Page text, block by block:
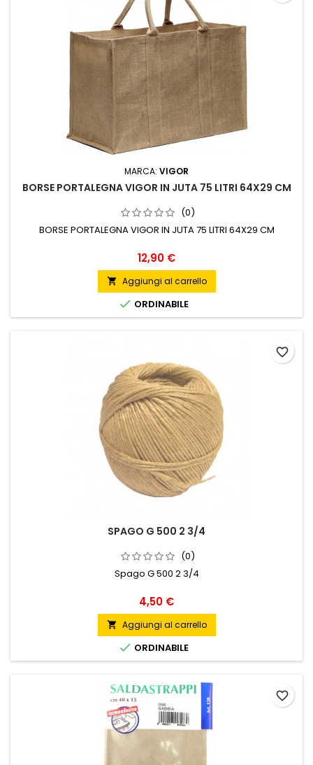
MARCA: VIGOR
BORSE PORTALEGNA VIGOR IN JUTA 75 LITRI 64X29 CM
(0)
BORSE PORTALEGNA VIGOR IN JUTA 75 LITRI 64X29 CM
Prezzo
12,90 €
 Aggiungi al carrello
 ORDINABILE
SPAGO G 500 2 3/4
(0)
Spago G 500 2 3/4
Prezzo
4,50 €
 Aggiungi al carrello
 ORDINABILE
favorite_border
favorite_border